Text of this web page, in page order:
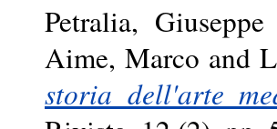
Petralia, Giuseppe
Aime, Marco and
storia dell'arte